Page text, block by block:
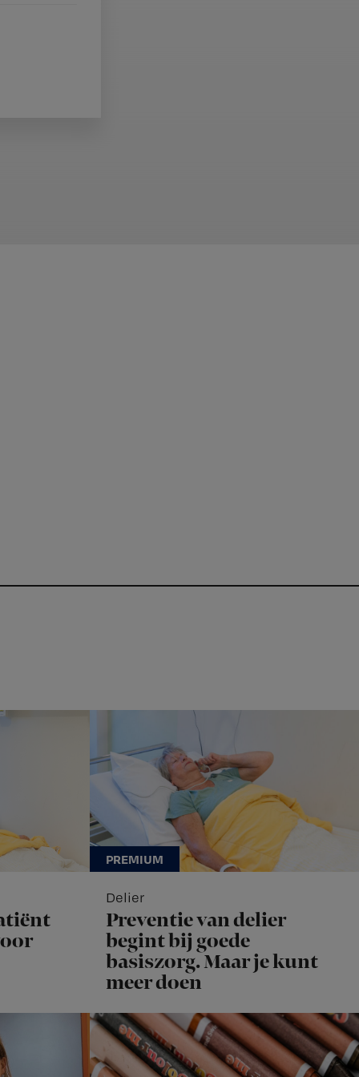
Delier
Preventie van delier
begint bij goede
basiszorg. Maar je kunt
meer doen